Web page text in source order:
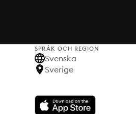
SPRÅK OCH REGION
Svenska
Sverige